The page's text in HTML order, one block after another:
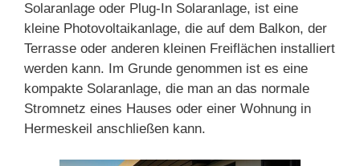
Solaranlage oder Plug-In Solaranlage, ist eine
kleine Photovoltaikanlage, die auf dem Balkon, der
Terrasse oder anderen kleinen Freiflächen installiert
werden kann. Im Grunde genommen ist es eine
kompakte Solaranlage, die man an das normale
Stromnetz eines Hauses oder einer Wohnung in
Hermeskeil anschließen kann.